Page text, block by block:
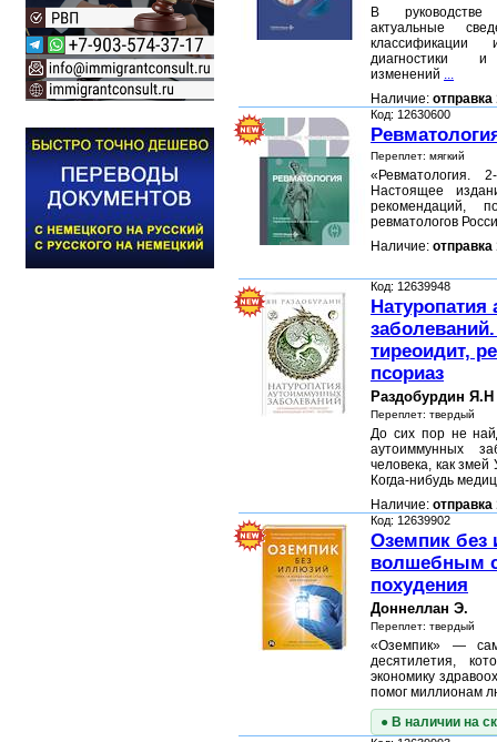
В руководстве
актуальные
диагностики
изменений ...
Наличие: отправка
Код: 12630600
Переплет: мягкий
«Ревматология.
Настоящее
рекомендаций,
ревматологов
Наличие: отправка
Код: 12639948
тиреоидит,
псориаз
Раздобурдин Я.Н
Переплет: твердый
До сих пор не
аутоиммунных
человека, как
Когда-нибудь
Наличие: отправка
Код: 12639902
Оземпик без
волшебным
похудения
Доннеллан Э.
Переплет: твердый
«Оземпик» —
десятилетия,
экономику
помог миллионам
● В наличии на